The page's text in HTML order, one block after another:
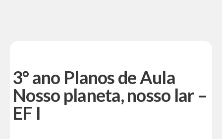
3° ano Planos de Aula
Nosso planeta, nosso lar –
EF I